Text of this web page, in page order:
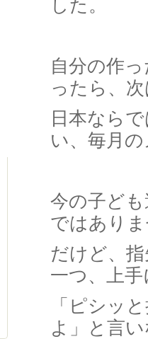
した。
自分の作
ったら、
日本なら
い、毎月
今の子ど
ではあり
だけど、
一つ、上
「ピシッ
よ」と言